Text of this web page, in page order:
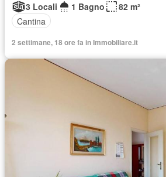
3 Locali
1 Bagno
82 m²
Cantina
2 settimane, 18 ore fa in Immobiliare.it